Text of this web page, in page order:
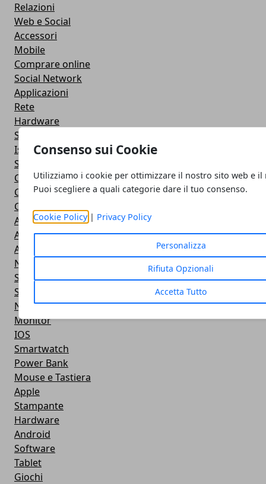
Consenso sui Cookie
Utilizziamo i cookie per ottimizzare il nostro sito web e il
Puoi scegliere a quali categorie dare il tuo consenso.
Cookie Policy| Privacy Policy
Personalizza
Rifiuta Opzionali
Accetta Tutto
Relazioni
Web e Social
Accessori
Mobile
Comprare online
Social Network
Applicazioni
Rete
Hardware
Sviluppo Web
Istruzione
Streaming
Cloud
Casa e fai da te
Cuffie e Auricolari
Altoparlanti
Action Camera
Android
Navigazione
Smart TV
Smartphone
Notebook
Monitor
IOS
Smartwatch
Power Bank
Mouse e Tastiera
Apple
Stampante
Hardware
Android
Software
Tablet
Giochi